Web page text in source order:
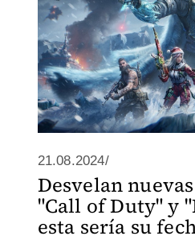
21.08.2024/
Desvelan
"Call of Duty" y
esta sería su